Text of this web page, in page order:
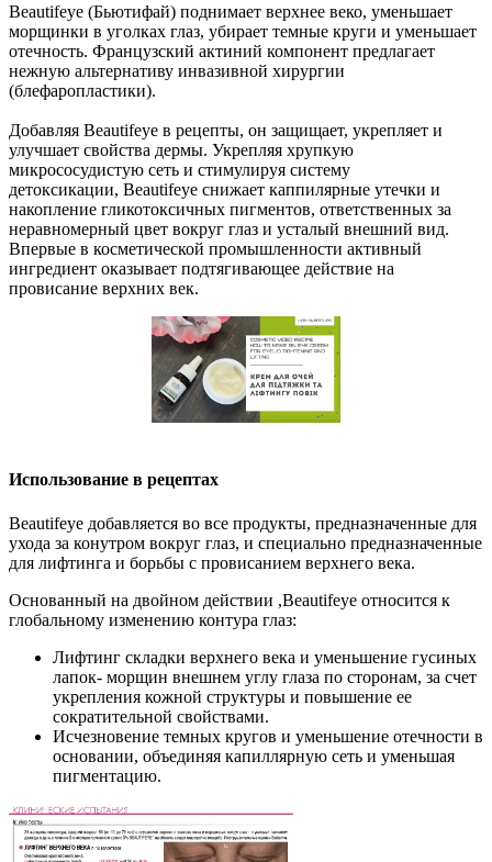
Beautifeye (Бьютифай) поднимает верхнее веко, уменьшает
морщинки в уголках глаз, убирает темные круги и уменьшает
отечность. Французский актиний компонент предлагает
нежную альтернативу инвазивной хирургии
(блефаропластики).
Добавляя Beautifeye в рецепты, он защищает, укрепляет и
улучшает свойства дермы. Укрепляя хрупкую
микрососудистую сеть и стимулируя систему
детоксикации, Beautifeye снижает каппилярные утечки и
накопление гликотоксичных пигментов, ответственных за
неравномерный цвет вокруг глаз и усталый внешний вид.
Впервые в косметической промышленности активный
ингредиент оказывает подтягивающее действие на
провисание верхних век.
Использование в рецептах
Beautifeye добавляется во все продукты, предназначенные для
ухода за конутром вокруг глаз, и специально предназначенные
для лифтинга и борьбы с провисанием верхнего века.
Основанный на двойном действии ,Beautifeye относится к
глобальному изменению контура глаз:
Лифтинг складки верхнего века и уменьшение гусиных
лапок- морщин внешнем углу глаза по сторонам, за счет
укрепления кожной структуры и повышение ее
сократительной свойствами.
Исчезновение темных кругов и уменьшение отечности в
основании, объединяя капиллярную сеть и уменьшая
пигментацию.